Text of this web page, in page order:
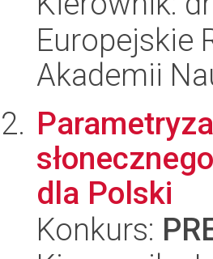
Europejskie
Akademii
dla Polski
Konkurs: